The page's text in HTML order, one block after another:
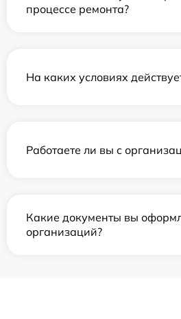
процессе ремонта?
На каких условиях
Работаете ли вы с
Какие документы вы
организаций?